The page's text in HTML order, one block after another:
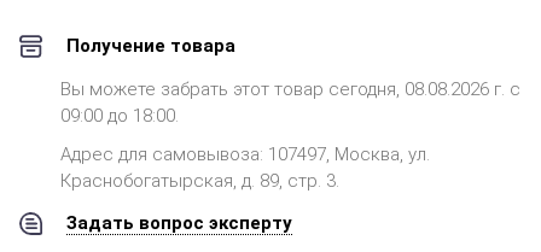
Получение товара
Вы можете забрать этот товар сегодня, 08.08.2026 г. с
09:00 до 18:00.
Адрес для самовывоза: 107497, Москва, ул.
Краснобогатырская, д. 89, стр. 3.
Задать вопрос эксперту